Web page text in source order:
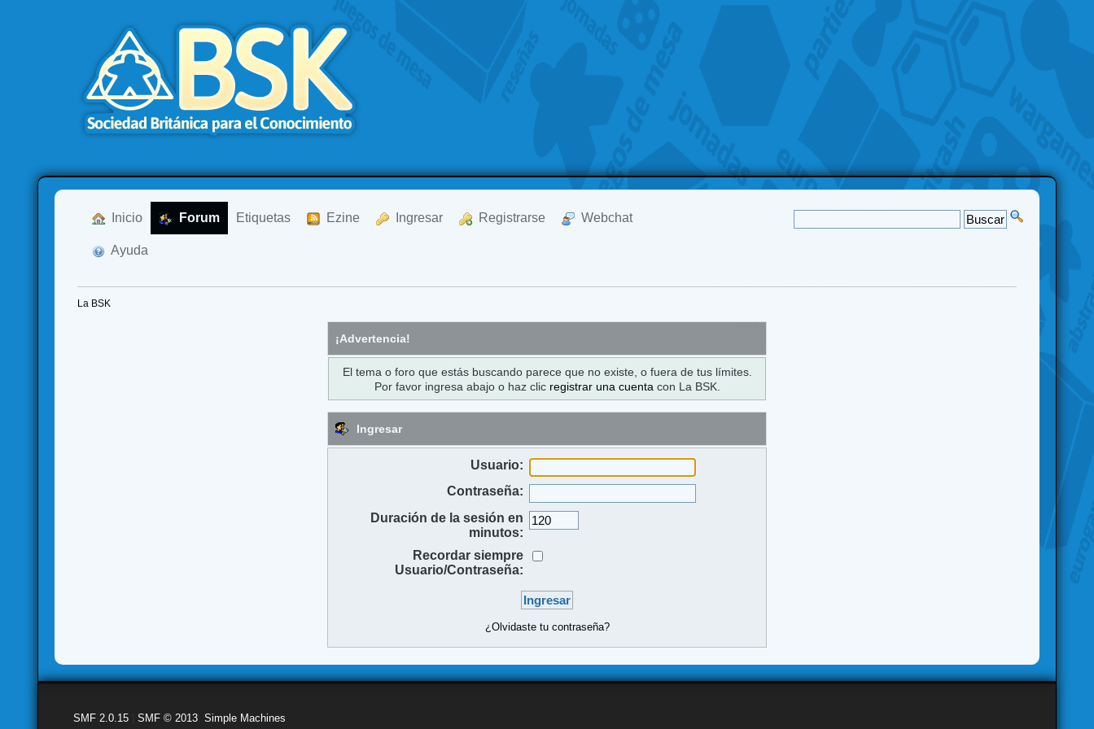
Inicio Forum Etiquetas Ezine Ingresar Registrarse Webchat
Ayuda
La BSK
¡Advertencia!
El tema o foro que estás buscando parece que no existe, o fuera de tus límites.
Por favor ingresa abajo o haz clic registrar una cuenta con La BSK.
Ingresar
Usuario:
Contraseña:
Duración de la sesión en
minutos:
Recordar siempre
Usuario/Contraseña:
¿Olvidaste tu contraseña?
SMF 2.0.15 |SMF © 2013 ,Simple Machines